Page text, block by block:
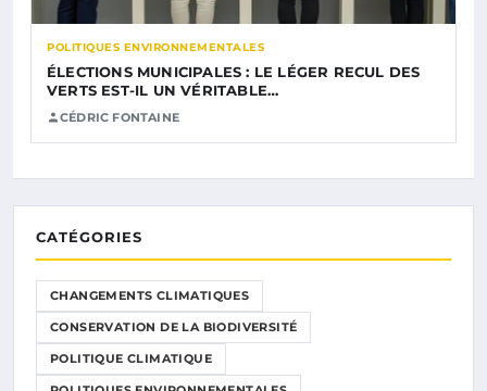
POLITIQUES ENVIRONNEMENTALES
ÉLECTIONS MUNICIPALES : LE LÉGER RECUL DES
VERTS EST-IL UN VÉRITABLE…
CÉDRIC FONTAINE
CATÉGORIES
CHANGEMENTS CLIMATIQUES
CONSERVATION DE LA BIODIVERSITÉ
POLITIQUE CLIMATIQUE